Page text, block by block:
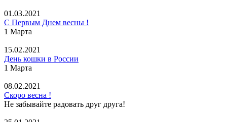
01.03.2021
С Первым Днем весны !
1 Марта
15.02.2021
День кошки в России
1 Марта
08.02.2021
Скоро весна !
Не забывайте радовать друг друга!